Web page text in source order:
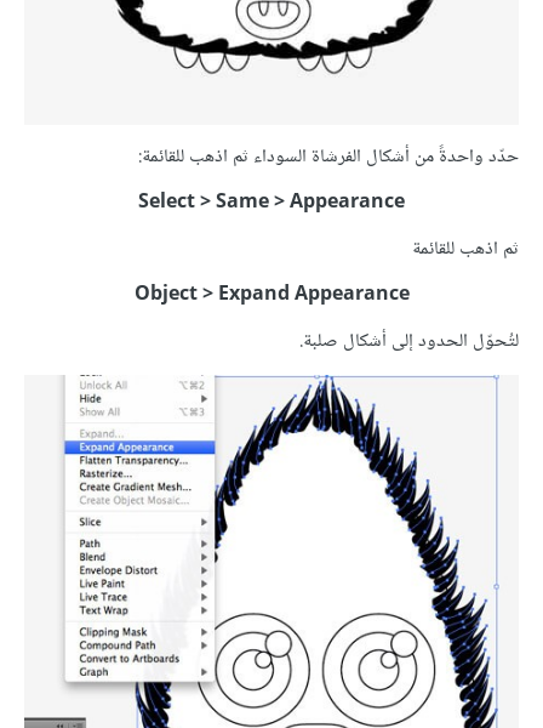
حدّد واحدةً من أشكال الفرشاة السوداء ثم اذهب للقائمة:
Select > Same > Appearance
ثم اذهب للقائمة
Object > Expand Appearance
لتُحوّل الحدود إلى أشكال صلبة.